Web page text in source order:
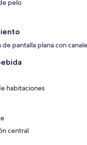
pelo
de pantalla plana con
habitaciones
central